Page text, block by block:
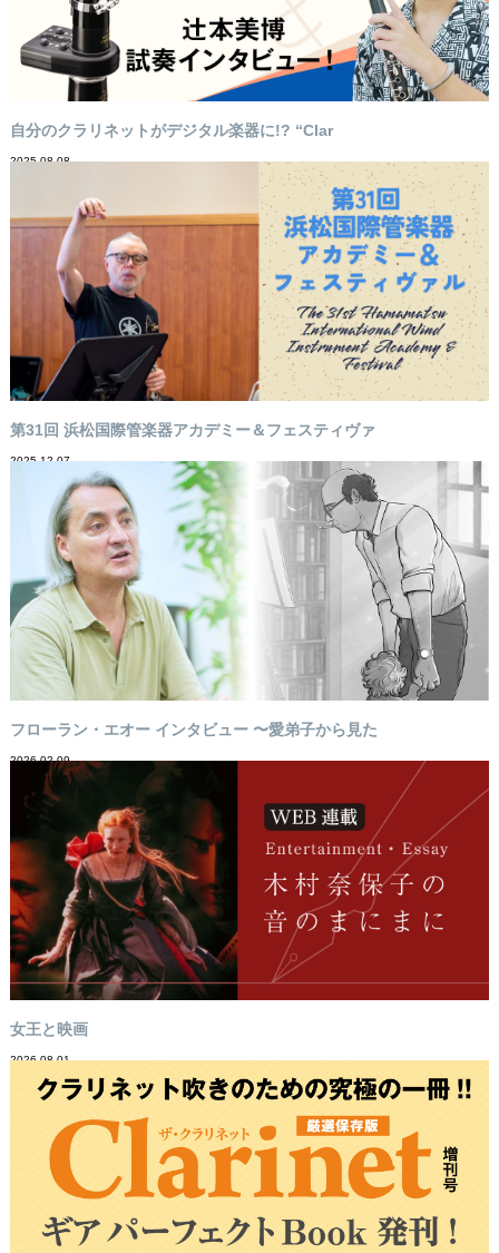
自分のクラリネットがデジタル楽器に!? “Clar
2025-08-08
第31回 浜松国際管楽器アカデミー＆フェスティヴァ
2025-12-07
フローラン・エオー インタビュー 〜愛弟子から見た
2026-02-09
女王と映画
2026-08-01